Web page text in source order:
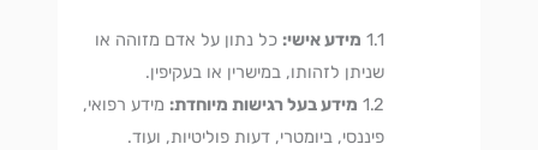
מידע אישי: כל נתון על אדם מזוהה או
שניתן לזהותו, במישרין או בעקיפין.
מידע בעל רגישות מיוחדת: מידע רפואי,
פיננסי, ביומטרי, דעות פוליטיות, ועוד.